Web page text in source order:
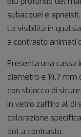
subacquei e
La visibilità in
a contrasto animati
Presenta una cassa
diametro e 14.7 mm
con sblocco di
in vetro zaffiro al di
colorazione
dot a contrasto.